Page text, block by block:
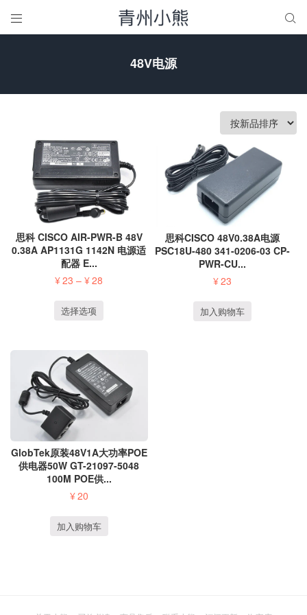
 
48V电源
思科 CISCO AIR-PWR-B 48V
0.38A AP1131G 1142N 电源适
配器 E...
¥23 –¥28
选择选项
思科CISCO 48V0.38A电源
PSC18U-480 341-0206-03 CP-
PWR-CU...
¥23
加入购物车
GlobTek原装48V1A大功率POE
供电器50W GT-21097-5048
100M POE供...
¥20
加入购物车